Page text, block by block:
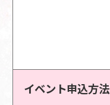
イベント申込方法